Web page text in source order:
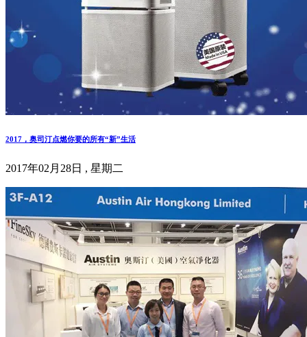
2017，奥司汀点燃你要的所有“新”生活
2017年02月28日 , 星期二